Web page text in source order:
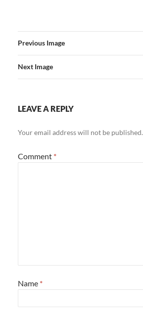
Previous Image
Next Image
LEAVE A REPLY
Your email address will not be published.
Comment *
Name *